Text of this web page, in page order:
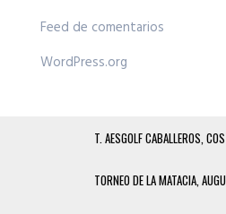
Feed de comentarios
WordPress.org
T. AESGOLF CABALLEROS,
TORNEO DE LA MATACIA,